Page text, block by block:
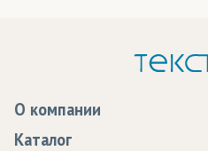
(трикотаж)
Спанбонд(ткани)
Суперэластик
О компании
Каталог